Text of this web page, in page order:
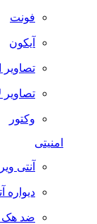
فونت
آیکون
تصاویر
وکتور
امنیتی
آنتی
دیواره
ضد هک